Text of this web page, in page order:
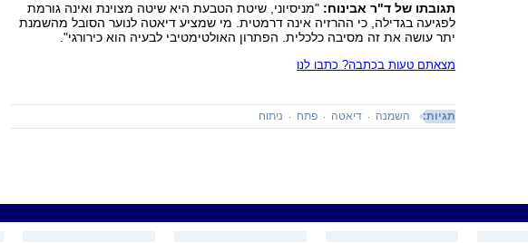
תגובתו של ד"ר אבינוח: "מניסיוני, שיטת הטבעת היא שיטה מצוינת ואינה גורמת
לפגיעה בגדילה, כי ההרזיה אינה דרמטית. מי שמציע דיאטה לנוער הסובל מהשמנת
יתר עושה את זה מסיבה כלכלית. הפתרון האולטימטיבי לבעיה הוא כירורגי".
מצאתם טעות בכתבה? כתבו לנו
תגיות: השמנה דיאטה פתח ניתוח